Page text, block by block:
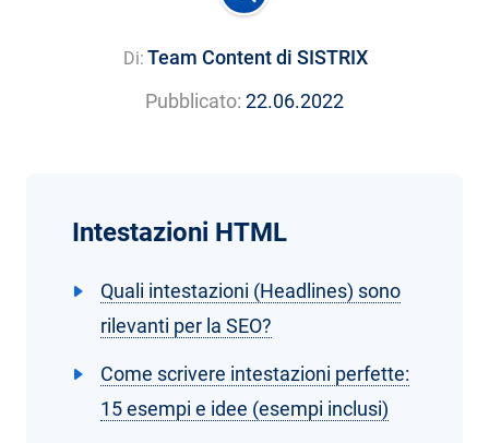
Di: Team Content di SISTRIX
Pubblicato: 22.06.2022
Intestazioni HTML
Quali intestazioni (Headlines) sono
rilevanti per la SEO?
Come scrivere intestazioni perfette:
15 esempi e idee (esempi inclusi)